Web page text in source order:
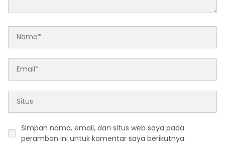
Simpan nama, email, dan situs web saya pada
peramban ini untuk komentar saya berikutnya.